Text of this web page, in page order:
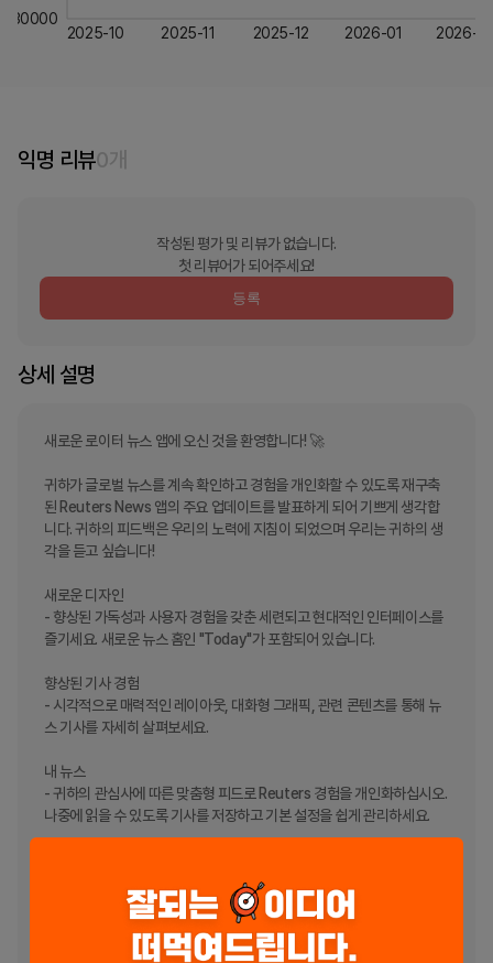
2025-10 2025-11 2025-12 2026-01 2026-
30000
익명 리뷰0개
작성된 평가 및 리뷰가 없습니다.
첫 리뷰어가 되어주세요!
등록
상세 설명
새로운 로이터 뉴스 앱에 오신 것을 환영합니다! 🚀
귀하가 글로벌 뉴스를 계속 확인하고 경험을 개인화할 수 있도록 재구축
된 Reuters News 앱의 주요 업데이트를 발표하게 되어 기쁘게 생각합
니다. 귀하의 피드백은 우리의 노력에 지침이 되었으며 우리는 귀하의 생
각을 듣고 싶습니다!
새로운 디자인
- 향상된 가독성과 사용자 경험을 갖춘 세련되고 현대적인 인터페이스를
즐기세요. 새로운 뉴스 홈인 "Today"가 포함되어 있습니다.
향상된 기사 경험
- 시각적으로 매력적인 레이아웃, 대화형 그래픽, 관련 콘텐츠를 통해 뉴
스 기사를 자세히 살펴보세요.
내 뉴스
- 귀하의 관심사에 따른 맞춤형 피드로 Reuters 경험을 개인화하십시오.
나중에 읽을 수 있도록 기사를 저장하고 기본 설정을 쉽게 관리하세요.
- 개선된 시장 섹션을 통해 최신 시장 동향을 추적하세요. 개인화된 관심
목록을 만들고 최신 뉴스를 위해 회사를 팔로우하세요.